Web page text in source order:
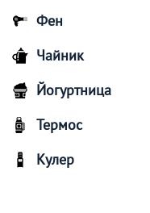
Фен
Чайник
Йогуртница
Термос
Кулер